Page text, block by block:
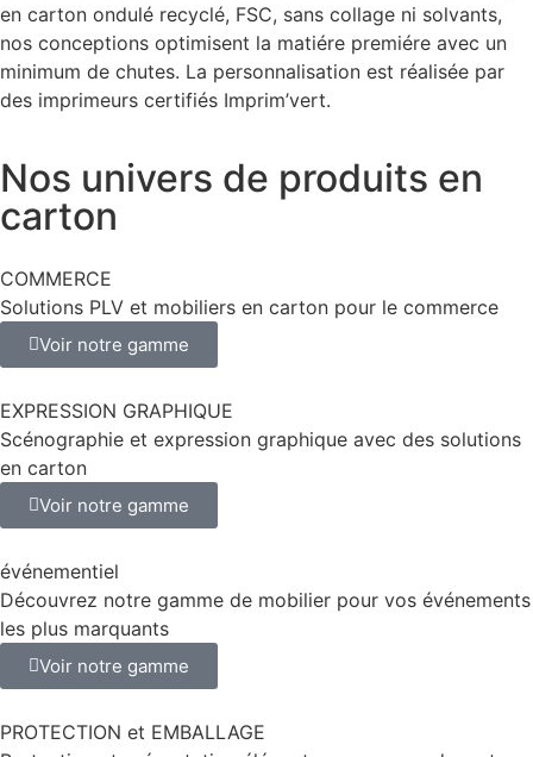
en carton ondulé recyclé, FSC, sans collage ni solvants,
nos conceptions optimisent la matiére premiére avec un
minimum de chutes. La personnalisation est réalisée par
des imprimeurs certifiés Imprim’vert.
Nos univers de produits en
carton
COMMERCE
Solutions PLV et mobiliers en carton pour le commerce
Voir notre gamme
EXPRESSION GRAPHIQUE
Scénographie et expression graphique avec des solutions
en carton
Voir notre gamme
événementiel
Découvrez notre gamme de mobilier pour vos événements
les plus marquants
Voir notre gamme
PROTECTION et EMBALLAGE